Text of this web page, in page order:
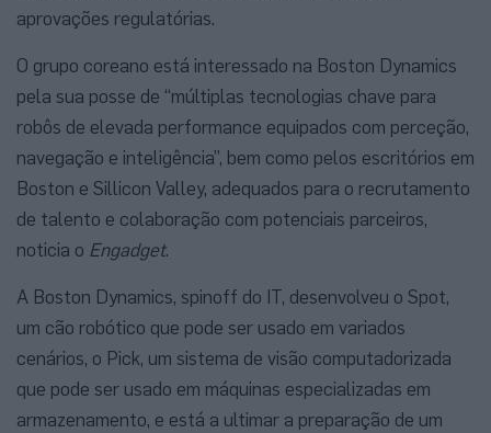
aprovações regulatórias.
O grupo coreano está interessado na Boston Dynamics
pela sua posse de “múltiplas tecnologias chave para
robôs de elevada performance equipados com perceção,
navegação e inteligência”, bem como pelos escritórios em
Boston e Sillicon Valley, adequados para o recrutamento
de talento e colaboração com potenciais parceiros,
noticia o Engadget.
A Boston Dynamics, spinoff do IT, desenvolveu o Spot,
um cão robótico que pode ser usado em variados
cenários, o Pick, um sistema de visão computadorizada
que pode ser usado em máquinas especializadas em
armazenamento, e está a ultimar a preparação de um